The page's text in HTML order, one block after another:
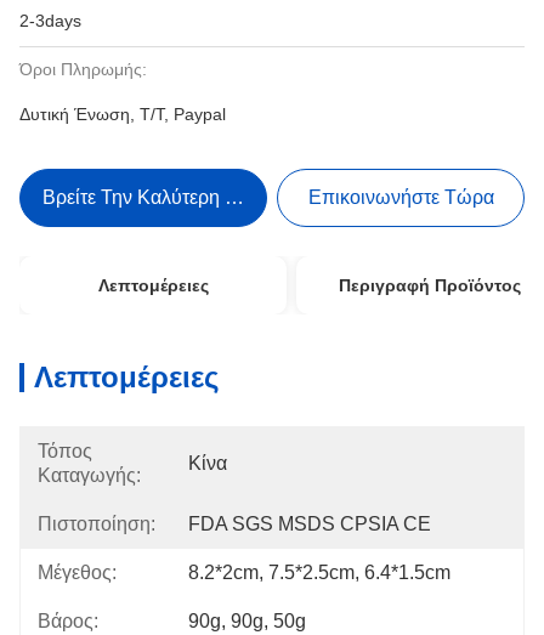
2-3days
Όροι Πληρωμής:
Δυτική Ένωση, T/T, Paypal
Βρείτε Την Καλύτερη Τιμή Επικοινωνήστε Τώρα
Λεπτομέρειες Περιγραφή Προϊόντος
Λεπτομέρειες
Τόπος
Καταγωγής:
Κίνα
Πιστοποίηση: FDA SGS MSDS CPSIA CE
Μέγεθος: 8.2*2cm, 7.5*2.5cm, 6.4*1.5cm
Βάρος: 90g, 90g, 50g